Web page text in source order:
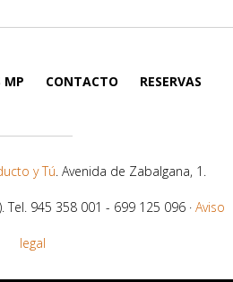
MP CONTACTO RESERVAS
y Tú. Avenida de Zabalgana, 1.
Tel. 945 358 001 - 699 125 096 · Aviso
legal